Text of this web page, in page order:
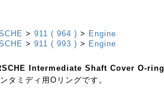
> 911 ( 964 ) > Engine
> 911 ( 993 ) > Engine
Intermediate Shaft Cover O-ring
タミディ用Oリングです。